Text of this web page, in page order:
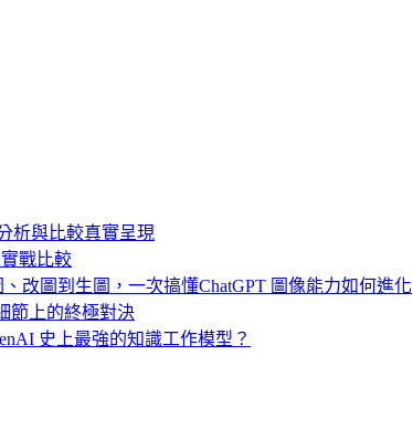
析與比較真實呈現
戰比較
改圖到生圖，一次搞懂ChatGPT 圖像能力如何進化
節上的終極對決
史上最強的知識工作模型？